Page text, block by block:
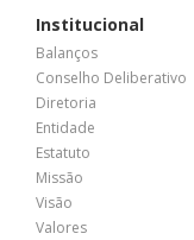
Institucional
Balanços
Conselho Deliberativo
Diretoria
Entidade
Estatuto
Missão
Visão
Valores